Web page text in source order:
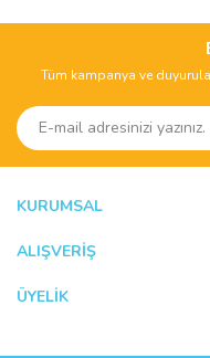
Tüm kampanya ve
KURUMSAL
ALIŞVERİŞ
ÜYELİK